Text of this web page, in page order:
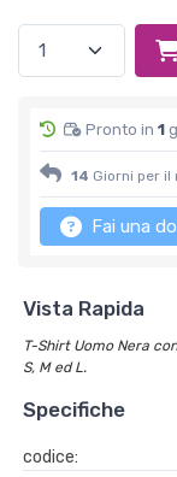
Pronto in 1
14 Giorni per il
Fai una
Vista Rapida
T-Shirt Uomo Nera
S, M ed L.
Specifiche
codice: